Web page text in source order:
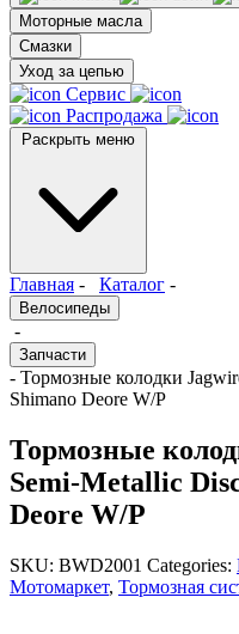
Моторные масла
Смазки
Уход за цепью
Сервис
Распродажа
Главная - Каталог -
Велосипеды
-
Запчасти
- Тормозные колодки
Shimano Deore W/P
Тормозные
Semi-Metallic
Deore W/P
SKU: BWD2001 Categories:
Мотомаркет, Тормозная